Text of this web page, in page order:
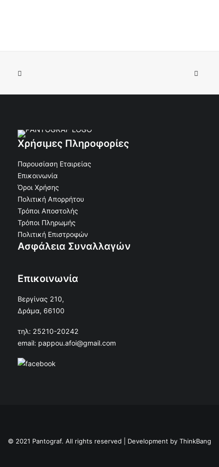
Χρήσιμες Πληροφορίες
Παρουσίαση Εταιρείας
Επικοινωνία
Όροι Χρήσης
Πολιτική Απορρήτου
Τρόποι Αποστολής
Τρόποι Πληρωμής
Πολιτική Επιστροφών
Ασφάλεια Συναλλαγών
Επικοινωνία
Βεργίνας 210,
Δράμα, 66100
τηλ: 25210-20242
email: pappou.afoi@gmail.com
© 2021 Pantograf. All rights reserved | Development by ThinkBang